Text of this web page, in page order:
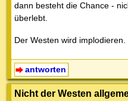
dann besteht die Chance -
überlebt.
Der Westen wird implodieren.
antworten
Nicht der Westen